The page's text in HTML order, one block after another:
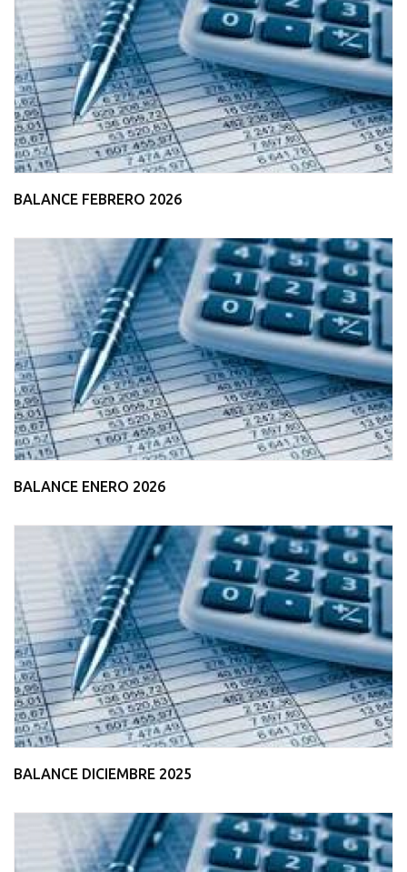
BALANCE FEBRERO 2026
BALANCE ENERO 2026
BALANCE DICIEMBRE 2025